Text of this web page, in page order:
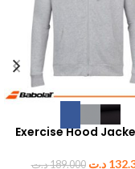
Exercise Hood
189.000د.ت د.ت